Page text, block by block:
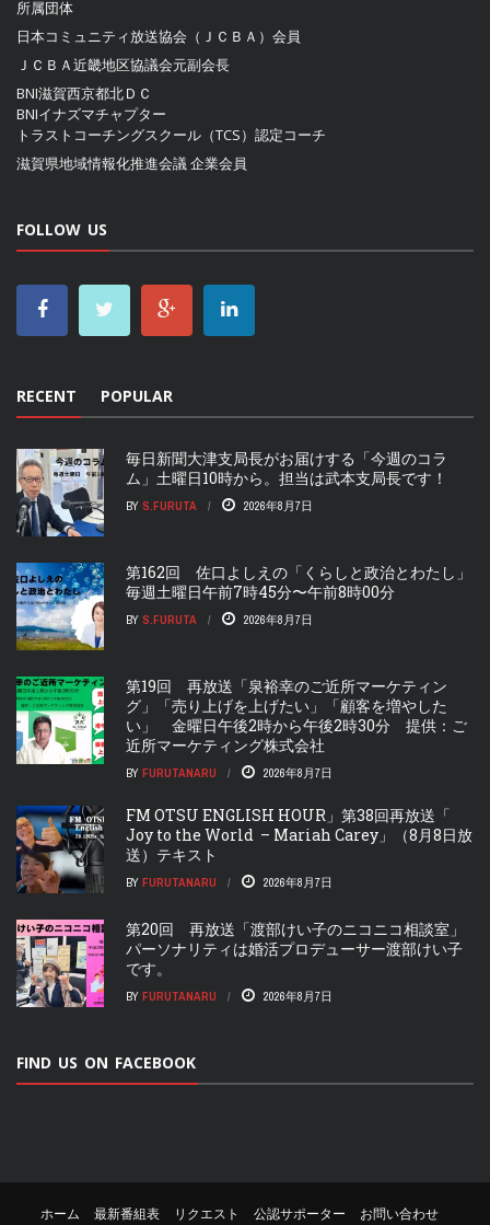
所属団体
日本コミュニティ放送協会（ＪＣＢＡ） 会員
ＪＣＢＡ近畿地区協議会元副会長
BNI滋賀西京都北ＤＣ
BNIイナズマチャプター
トラストコーチングスクール（TCS）認定コーチ
滋賀県地域情報化推進会議企業会員
FOLLOW US
RECENT POPULAR
毎日新聞大津支局長がお届けする「今週のコラ
ム」土曜日10時から。担当は武本支局長です！
BY S.FURUTA 2026年8月7日
第162回 佐口よしえの「くらしと政治とわたし」
毎週土曜日午前7時45分〜午前8時00分
BY S.FURUTA 2026年8月7日
第19回 再放送「泉裕幸のご近所マーケティン
グ」「売り上げを上げたい」「顧客を増やした
い」 金曜日午後2時から午後2時30分 提供：ご
近所マーケティング株式会社
BY FURUTANARU 2026年8月7日
FM OTSU ENGLISH HOUR」第38回再放送「
Joy to the World – Mariah Carey」（8月8日放
送）テキスト
BY FURUTANARU 2026年8月7日
第20回 再放送「渡部けい子のニコニコ相談室」
パーソナリティは婚活プロデューサー渡部けい子
です。
BY FURUTANARU 2026年8月7日
FIND US ON FACEBOOK
ホーム 最新番組表 リクエスト 公認サポーター
お問い合わせ